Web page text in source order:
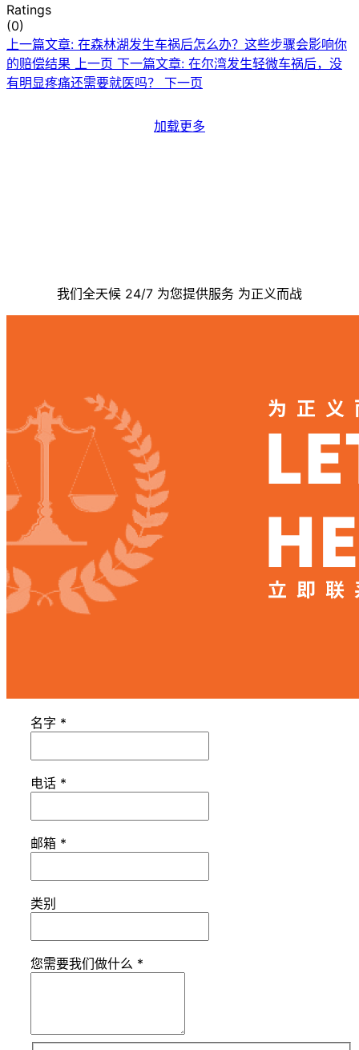
Ratings
(0)
上一篇文章: 在森林湖发生车祸后怎么办？这些步骤会影响你
的赔偿结果
上一页 下一篇文章: 在尔湾发生轻微车祸后，没
有明显疼痛还需要就医吗？ 下一页
加载更多
我们全天候 24/7 为您提供服务 为正义而战
名字 *
电话 *
邮箱 *
类别
您需要我们做什么 *